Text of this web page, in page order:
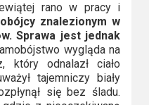
rano w pracy i
znalezionym w
Sprawa jest jednak
wygląda na
który odnalazł ciało
tajemniczy biały
się bez śladu.